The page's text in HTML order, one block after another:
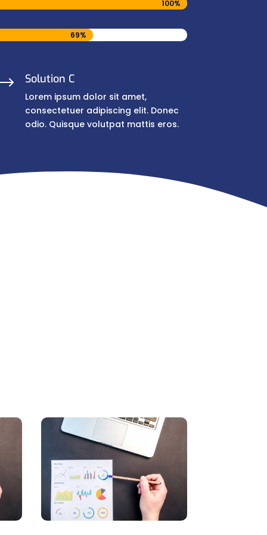
100%
100%
69%
69%
$ Solution C
Lorem ipsum dolor sit amet,
consectetuer adipiscing elit. Donec
odio. Quisque volutpat mattis eros.